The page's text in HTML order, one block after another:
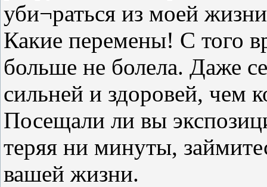
уби¬раться из моей
Какие перемены! С того
больше не болела. Даже
сильней и здоровей, чем
Посещали ли вы
теряя ни минуты,
вашей жизни.